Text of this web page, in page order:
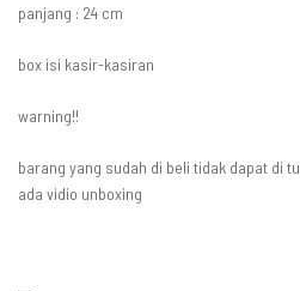
panjang : 24 cm
box isi kasir-kasiran
warning!!
barang yang sudah di beli tidak dapat di
ada vidio unboxing